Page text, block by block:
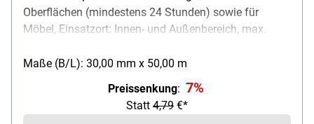
Oberflächen (mindestens 24 Stunden) sowie für
Möbel, Einsatzort: Innen- und Außenbereich, max.
Farben auf Wasser- oder Lösemittelbasis verwendet
werden / UV- und sonnenlichtbeständig, Maße (B/L):
30 mm / 50 m, Farbe: violett, Lieferumfang: 1 Rolle
Malerabdeckband
Maße (B/L): 30,00 mm x 50,00 m
Preissenkung: 7%
Statt 4,79 €*